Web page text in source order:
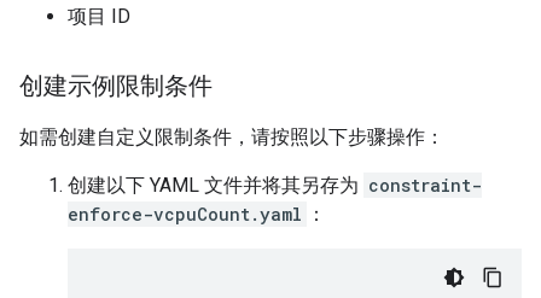
项目 ID
创建示例限制条件
如需创建自定义限制条件，请按照以下步骤操作：
创建以下 YAML 文件并将其另存为 constraint-
enforce-vcpuCount.yaml
：